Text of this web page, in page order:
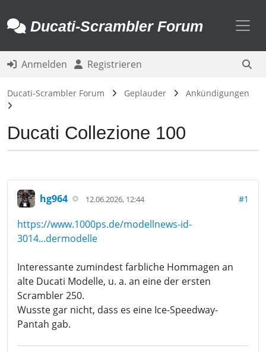
Ducati-Scrambler Forum
Anmelden Registrieren
Ducati-Scrambler Forum Geplauder Ankündigungen
Ducati Collezione 100
hg964 12.06.2026, 12:44 #1
https://www.1000ps.de/modellnews-id-
3014...dermodelle
Interessante zumindest farbliche Hommagen an
alte Ducati Modelle, u. a. an eine der ersten
Scrambler 250.
Wusste gar nicht, dass es eine Ice-Speedway-
Pantah gab.